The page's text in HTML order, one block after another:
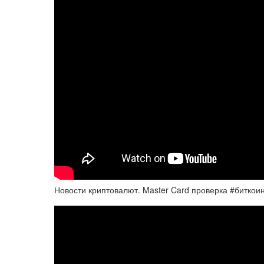
Новости криптовалют. Master Card проверка